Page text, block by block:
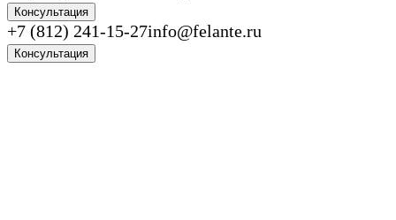
Консультация
+7 (812) 241-15-27info@felante.ru
Консультация